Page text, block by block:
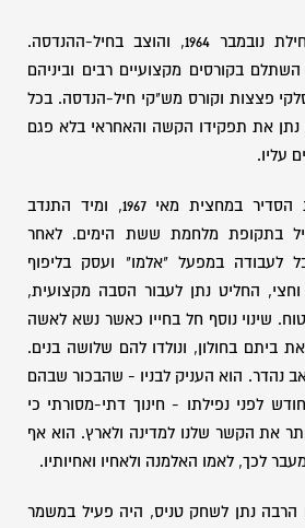
נתן גויס לצה"ל בתחילת נובמבר 1964, והוצב בחיל-ההנדסה.
בקורסים מקצועיים רבים וביניהם
פצצות וקורס מש"קי חיל-הנדסה. בכל
נתן את תפקידו הקשה והאחראי בלא פגם
עליו.
נתן שוחרר מהשירות הסדיר במחצית מאי 1967, ומיד התנדב
בתקופת מלחמת ששת הימים. לאחר
לעבודה במפעל "אלמו" ועסק בליפוף
החליט נתן לעבור הסבה מקצועית,
שינוי נוסף חל בחייו כאשר נשא לאשה
ביתם בחולון, ונולדו להם שלושה בנים.
נהדר. הוא העניק לבניו - שהבכור שבהם
לפני נפילתו - חינוך דתי-מסורתי כי
את הקשר שלנו למדינה ולארץ. הוא אף
לכך, לאמו האלמנה ולאחיו ואחיותיו.
הרבה נתן לשחק טניס, היה פעיל במשמר